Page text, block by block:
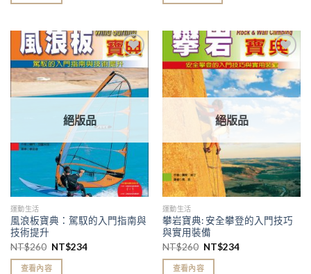
加入
「願
望清
單」
絕版品
運動生活
風浪板寶典：駕馭的入門指南與
技術提升
NT$260 NT$234
查看內容
加入
「願
望清
單」
絕版品
運動生活
攀岩寶典: 安全攀登的入門技巧
與實用裝備
NT$260 NT$234
查看內容